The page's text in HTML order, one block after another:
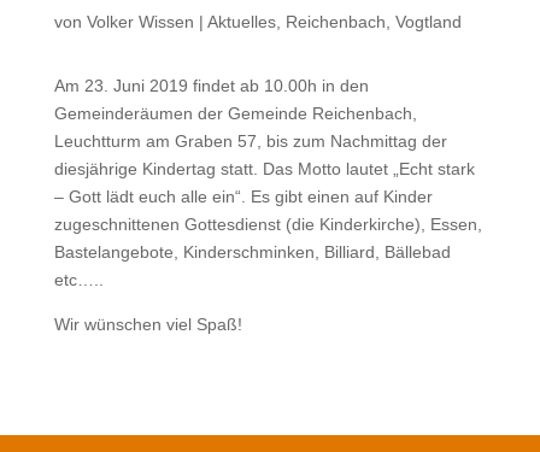
von Volker Wissen | Aktuelles, Reichenbach Vogtland
Am 23. Juni 2019 findet ab 10.00h in den
Gemeinderäumen der Gemeinde Reichenbach,
Leuchtturm am Graben 57, bis zum Nachmittag der
diesjährige Kindertag statt. Das Motto lautet „Echt stark
– Gott lädt euch alle ein“. Es gibt einen auf Kinder
zugeschnittenen Gottesdienst (die Kinderkirche), Essen,
Bastelangebote, Kinderschminken, Billiard, Bällebad
etc…..
Wir wünschen viel Spaß!